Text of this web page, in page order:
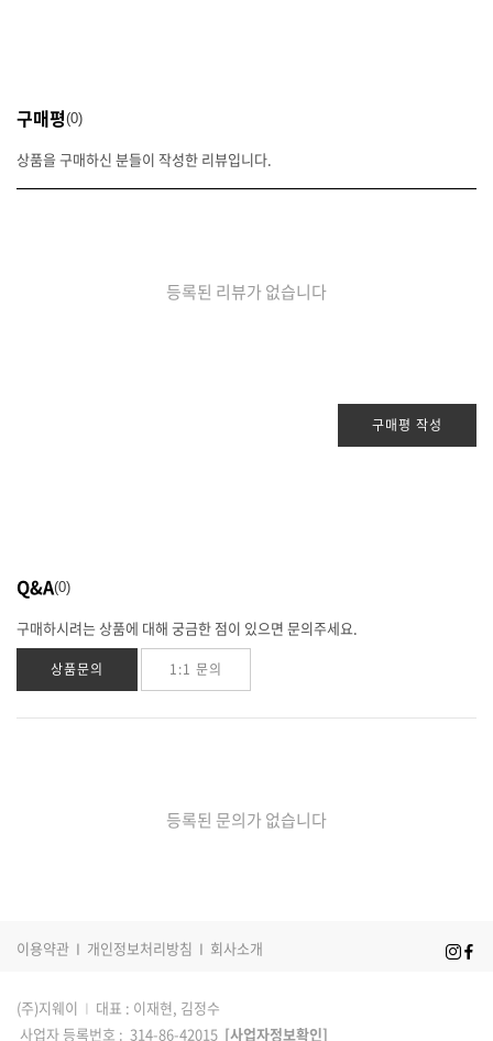
구매평 0
상품을 구매하신 분들이 작성한 리뷰입니다.
등록된 리뷰가 없습니다
구매평 작성
Q&A 0
구매하시려는 상품에 대해 궁금한 점이 있으면 문의주세요.
상품문의 1:1 문의
등록된 문의가 없습니다
이용약관 I 개인정보처리방침 I 회사소개
(주)지웨이 I 대표 : 이재현, 김정수
사업자 등록번호 : 314-86-42015 [사업자정보확인]